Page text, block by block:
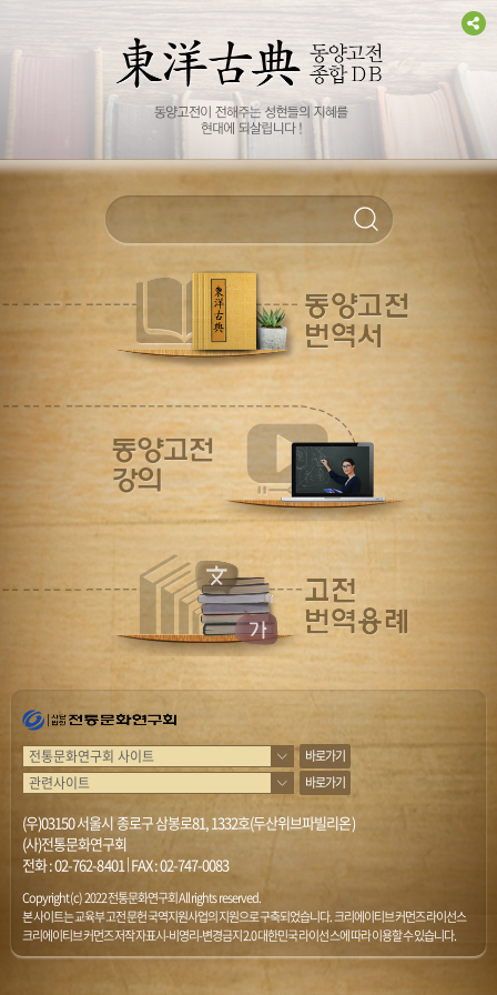
바로가기
바로가기
(우)03150 서울시 종로구 삼봉로81, 1332호(두산위브파빌리온)
(사)전통문화연구회
전화 :02-762-8401|FAX : 02-747-0083
Copyright (c) 2022 전통문화연구회 All rights reserved.
본 사이트는 교육부 고전문헌 국역지원사업의 지원으로 구축되었습니다. 크리에이티브 커먼즈 라이선스
크리에이티브 커먼즈 저작자표시-비영리-변경금지 2.0 대한민국 라이선스에 따라 이용할 수 있습니다.